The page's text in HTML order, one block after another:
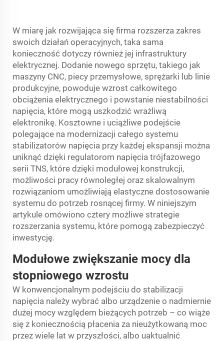
W miarę jak rozwijająca się firma rozszerza zakres
swoich działań operacyjnych, taka sama
konieczność dotyczy również jej infrastruktury
elektrycznej. Dodanie nowego sprzętu, takiego jak
maszyny CNC, piecy przemysłowe, sprężarki lub linie
produkcyjne, powoduje wzrost całkowitego
obciążenia elektrycznego i powstanie niestabilności
napięcia, które mogą uszkodzić wrażliwą
elektronikę. Kosztowne i uciążliwe podejście
polegające na modernizacji całego systemu
stabilizatorów napięcia przy każdej ekspansji można
uniknąć dzięki regulatorom napięcia trójfazowego
serii TNS, które dzięki modułowej konstrukcji,
możliwości pracy równoległej oraz skalowalnym
rozwiązaniom umożliwiają elastyczne dostosowanie
systemu do potrzeb rosnącej firmy. W niniejszym
artykule omówiono cztery możliwe strategie
rozszerzania systemu, które pomogą zabezpieczyć
inwestycję.
Modułowe zwiększanie mocy dla
stopniowego wzrostu
W konwencjonalnym podejściu do stabilizacji
napięcia należy wybrać albo urządzenie o nadmiernie
dużej mocy względem bieżących potrzeb – co wiąże
się z koniecznością płacenia za nieużytkowaną moc
przez wiele lat w przyszłości, albo uaktualnić